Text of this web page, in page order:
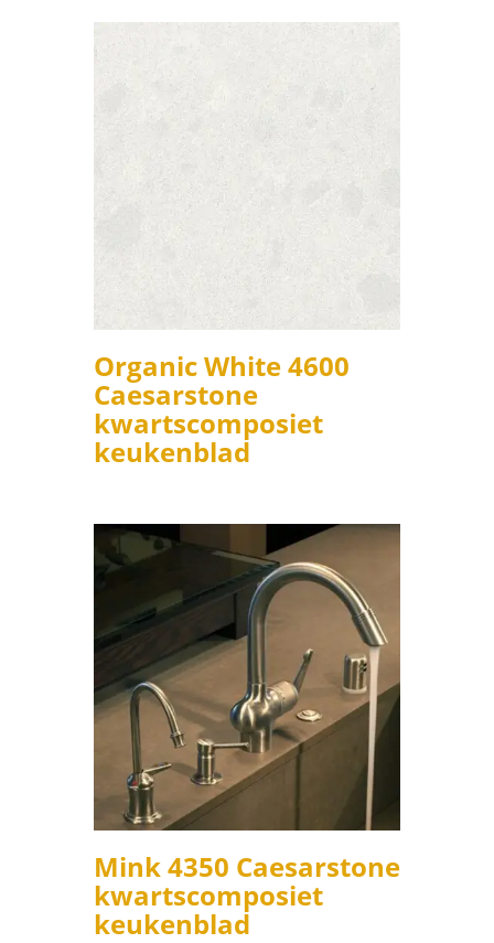
Organic White 4600
Caesarstone
kwartscomposiet
keukenblad
Mink 4350 Caesarstone
kwartscomposiet
keukenblad